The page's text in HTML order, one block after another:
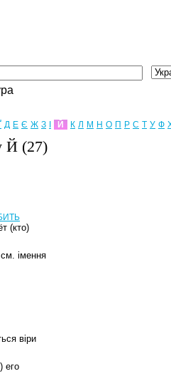
Д Е Є Ж З Й К Л М Н О П Р С Т У Ф
Й (27)
(кто)
імення
віри
его